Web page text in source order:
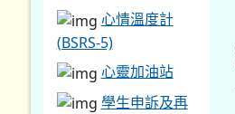
心情溫度計
(BSRS-5)
心靈加油站
學生申訴及再